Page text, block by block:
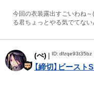
今回の衣装露出すごいわね
る君ちょっとやる気でてない
(ぺ) | ID: dfzqe93t35bz
【締切】ビース